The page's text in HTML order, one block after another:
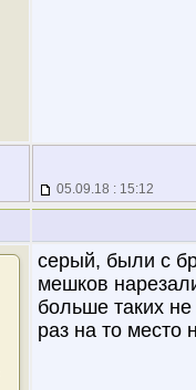
05.09.18 : 15:12
серый, были с
мешков
больше таких
раз на то место